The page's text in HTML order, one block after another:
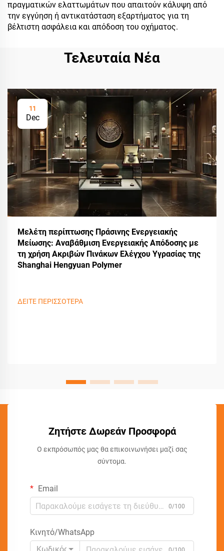
πραγματικών ελαττωμάτων που απαιτούν κάλυψη από
την εγγύηση ή αντικατάσταση εξαρτήματος για τη
βέλτιστη ασφάλεια και απόδοση του οχήματος.
Τελευταία Νέα
11
Dec
Μελέτη περίπτωσης Πράσινης Ενεργειακής
Μείωσης: Αναβάθμιση Ενεργειακής Απόδοσης με
τη χρήση Ακριβών Πινάκων Ελέγχου Υγρασίας της
Shanghai Hengyuan Polymer
ΔΕΙΤΕ ΠΕΡΙΣΣΟΤΕΡΑ
Ζητήστε Δωρεάν Προσφορά
Ο εκπρόσωπός μας θα επικοινωνήσει μαζί σας
σύντομα.
Email
0/100
Κινητό/WhatsApp